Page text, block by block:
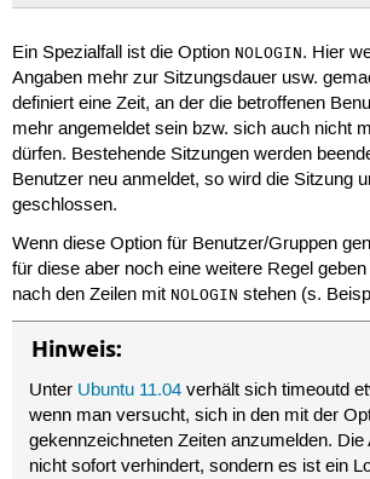
Ein Spezialfall ist die Option NOLOGIN. Hier
Angaben mehr zur Sitzungsdauer usw.
definiert eine Zeit, an der die betroffenen
mehr angemeldet sein bzw. sich auch nicht
dürfen. Bestehende Sitzungen werden
Benutzer neu anmeldet, so wird die Sitzung
geschlossen.
Wenn diese Option für Benutzer/Gruppen
für diese aber noch eine weitere Regel
nach den Zeilen mit NOLOGIN stehen (s.
Hinweis:
Unter Ubuntu 11.04 verhält sich timeoutd
wenn man versucht, sich in den mit der
gekennzeichneten Zeiten anzumelden. Die
nicht sofort verhindert, sondern es ist ein